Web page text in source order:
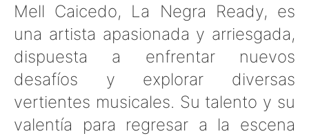
Mell Caicedo, La Negra Ready, es
una artista apasionada y arriesgada,
dispuesta a enfrentar nuevos
desafíos y explorar diversas
vertientes musicales. Su talento y su
valentía para regresar a la escena